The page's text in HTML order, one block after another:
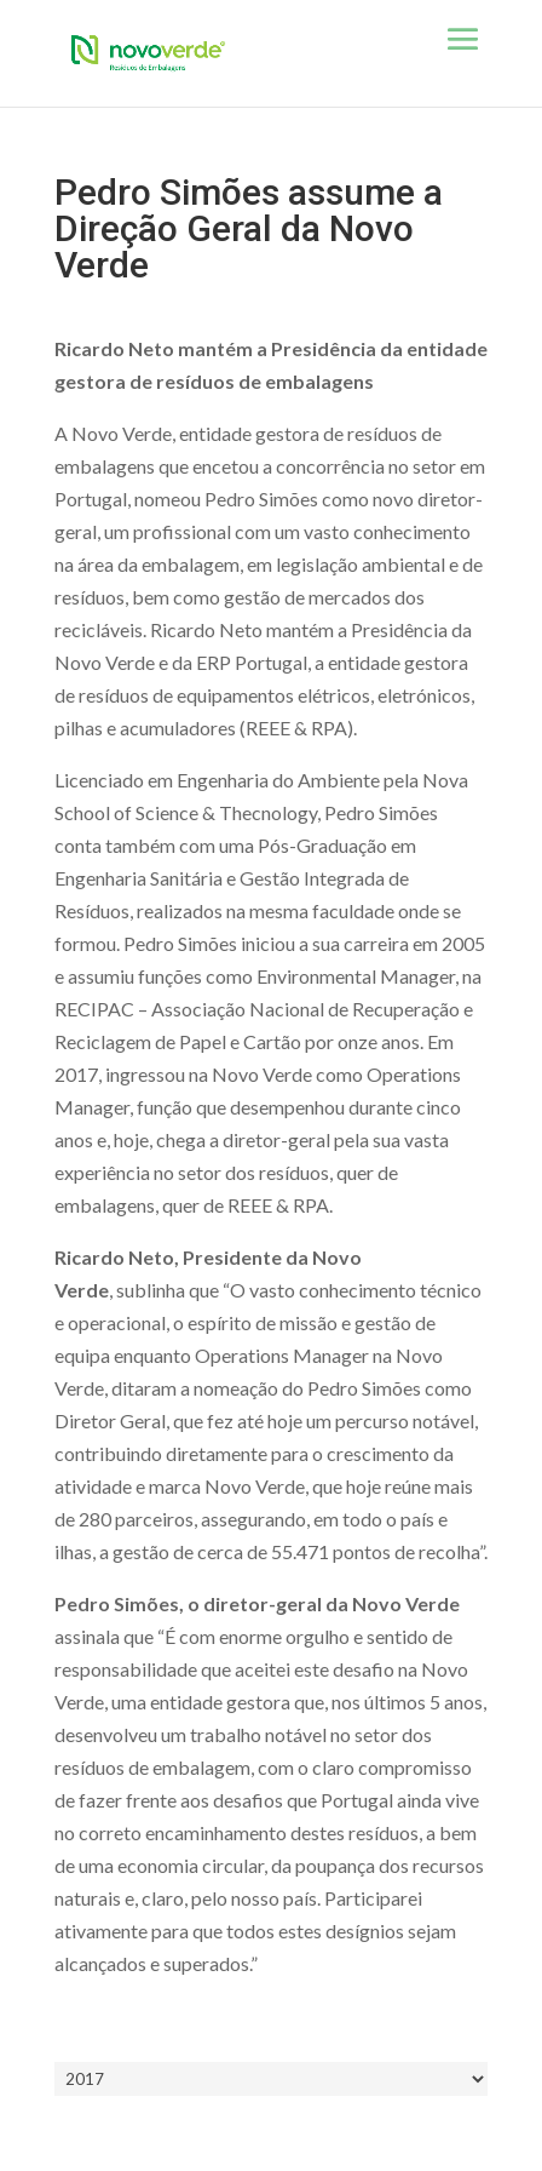
Pedro Simões assume a
Direção Geral da Novo
Verde
Ricardo Neto mantém a Presidência da entidade
gestora de resíduos de embalagens
A Novo Verde, entidade gestora de resíduos de
embalagens que encetou a concorrência no setor em
Portugal, nomeou Pedro Simões como novo diretor-
geral, um profissional com um vasto conhecimento
na área da embalagem, em legislação ambiental e de
resíduos, bem como gestão de mercados dos
recicláveis. Ricardo Neto mantém a Presidência da
Novo Verde e da ERP Portugal, a entidade gestora
de resíduos de equipamentos elétricos, eletrónicos,
pilhas e acumuladores (REEE & RPA).
Licenciado em Engenharia do Ambiente pela Nova
School of Science & Thecnology, Pedro Simões
conta também com uma Pós-Graduação em
Engenharia Sanitária e Gestão Integrada de
Resíduos, realizados na mesma faculdade onde se
formou. Pedro Simões iniciou a sua carreira em 2005
e assumiu funções como Environmental Manager, na
RECIPAC – Associação Nacional de Recuperação e
Reciclagem de Papel e Cartão por onze anos. Em
2017, ingressou na Novo Verde como Operations
Manager, função que desempenhou durante cinco
anos e, hoje, chega a diretor-geral pela sua vasta
experiência no setor dos resíduos, quer de
embalagens, quer de REEE & RPA.
Ricardo Neto, Presidente da Novo
Verde, sublinha que “O vasto conhecimento técnico
e operacional, o espírito de missão e gestão de
equipa enquanto Operations Manager na Novo
Verde, ditaram a nomeação do Pedro Simões como
Diretor Geral, que fez até hoje um percurso notável,
contribuindo diretamente para o crescimento da
atividade e marca Novo Verde, que hoje reúne mais
de 280 parceiros, assegurando, em todo o país e
ilhas, a gestão de cerca de 55.471 pontos de recolha”.
Pedro Simões, o diretor-geral da Novo Verde
assinala que “É com enorme orgulho e sentido de
responsabilidade que aceitei este desafio na Novo
Verde, uma entidade gestora que, nos últimos 5 anos,
desenvolveu um trabalho notável no setor dos
resíduos de embalagem, com o claro compromisso
de fazer frente aos desafios que Portugal ainda vive
no correto encaminhamento destes resíduos, a bem
de uma economia circular, da poupança dos recursos
naturais e, claro, pelo nosso país. Participarei
ativamente para que todos estes desígnios sejam
alcançados e superados.”